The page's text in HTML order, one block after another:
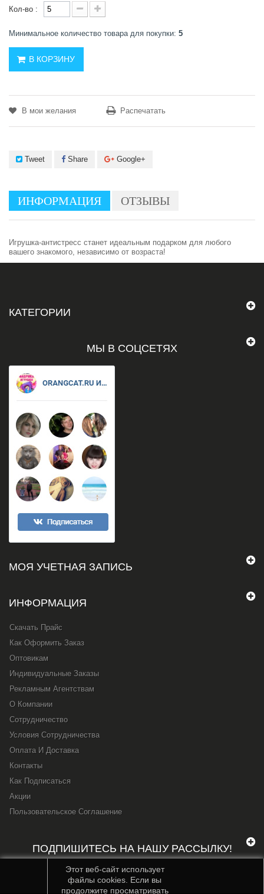
Кол-во :
Минимальное количество товара для покупки: 5
В КОРЗИНУ
В мои желания Распечатать
Tweet Share Google+
ИНФОРМАЦИЯ ОТЗЫВЫ
Игрушка-антистресс станет идеальным подарком для любого
вашего знакомого, независимо от возраста!
КАТЕГОРИИ
МЫ В СОЦСЕТЯХ
МОЯ УЧЕТНАЯ ЗАПИСЬ
ИНФОРМАЦИЯ
Скачать Прайс
Как Оформить Заказ
Оптовикам
Индивидуальные Заказы
Рекламным Агентствам
О Компании
Сотрудничество
Условия Сотрудничества
Оплата И Доставка
Контакты
Как Подписаться
Акции
Пользовательское Соглашение
ПОДПИШИТЕСЬ НА НАШУ РАССЫЛКУ!
Этот веб-сайт использует
файлы cookies. Если вы
продолжите просматривать